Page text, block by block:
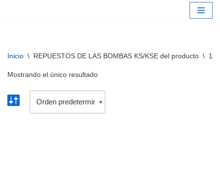
Inicio \ REPUESTOS DE LAS BOMBAS KS/KSE del producto \ 13
Mostrando el único resultado